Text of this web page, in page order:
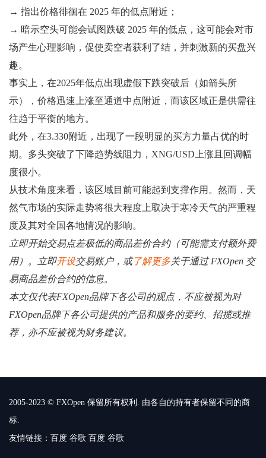
→ 指出价格徘徊在 2025 年的低点附近；
→ 暗示空头可能会试图跌破 2025 年的低点，这可能会对市
场产生心理影响，促使卖空者获利了结，并刺激新的买盘兴
趣。
事实上，在2025年低点出现虚假下跌突破后（如箭头所
示），价格迅速上涨至通道中点附近，而该区域正是供需往
往趋于平衡的地方。
此外，在3.330附近，出现了一段明显的买方力量占优的时
期。多头突破了下降趋势线阻力，XNG/USD上涨且回调幅
度很小。
从技术角度来看，该区域目前可能起到支撑作用。然而，天
然气市场的实际走势将很大程度上取决于寒冷天气的严重程
度及其对全国各地情况的影响。
立即开始交易点差极低的商品差价合约（可能需支付额外费
用）。立即开设交易账户，或了解更多关于通过 FXOpen 交
易商品差价合约的信息。
本文仅代表FXOpen品牌下各公司的观点，不应被视为对
FXOpen品牌下各公司提供的产品和服务的要约、招揽或推
荐，亦不应被视为财务建议。
2005-2023 © FXOpen 保留所有权利. 由各自的持有者保留不同的商
标.
友情链接： 百度 谷歌 百度 谷歌